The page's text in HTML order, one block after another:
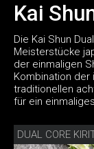
Kai
Die Kai Shun
Meisterstücke
der einmaligen
Kombination der
traditionellen
für ein
DUAL CORE